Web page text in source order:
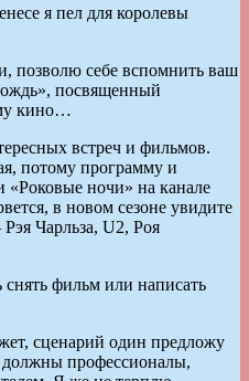
я пел для королевы
позволю себе вспомнить ваш
посвященный
кино…
встреч и фильмов.
потому программу и
«Роковые ночи» на канале
в новом сезоне увидите
Чарльза, U2, Роя
фильм или написать
сценарий один предложу
профессионалы,